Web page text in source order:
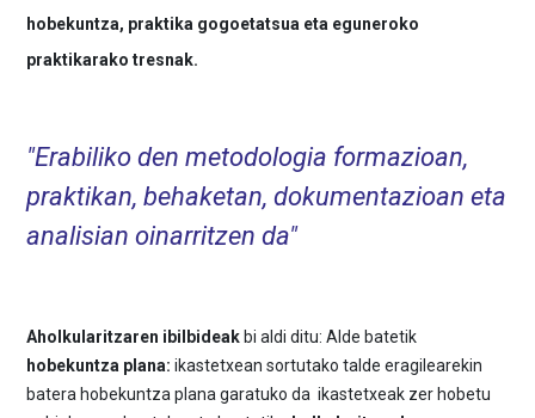
hobekuntza, praktika gogoetatsua eta eguneroko
praktikarako tresnak.
"Erabiliko den metodologia formazioan,
praktikan, behaketan, dokumentazioan eta
analisian oinarritzen da"
Aholkularitzaren ibilbideak bi aldi ditu: Alde batetik
hobekuntza plana:ikastetxean sortutako talde eragilearekin
batera hobekuntza plana garatuko da ikastetxeak zer hobetu